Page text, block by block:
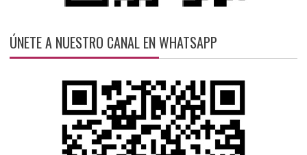
ÚNETE A NUESTRO CANAL EN WHATSAPP